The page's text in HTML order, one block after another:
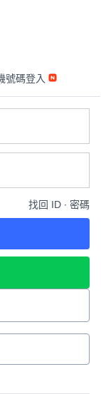
號碼登入
找回 ID ∙ 密碼